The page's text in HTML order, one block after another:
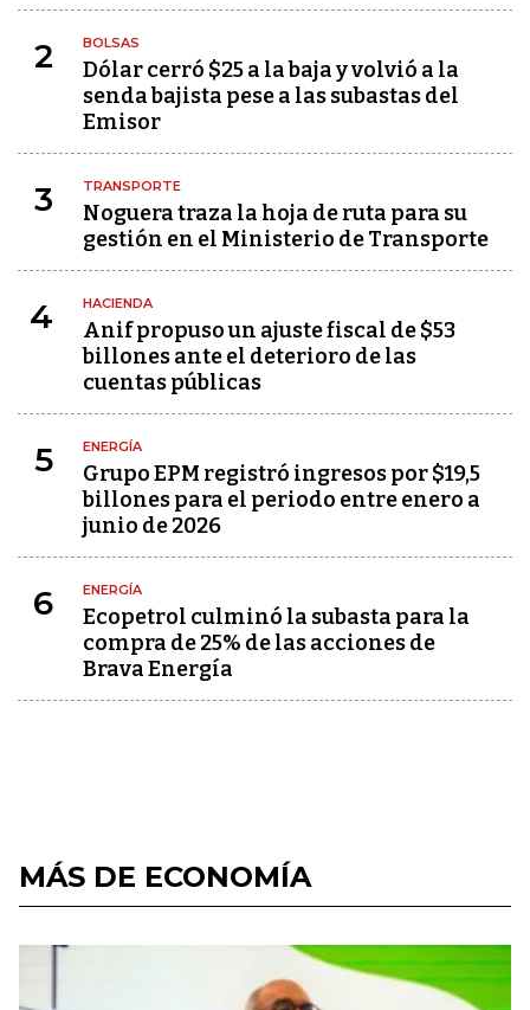
2 BOLSAS
Dólar cerró $25 a la baja y volvió a la
senda bajista pese a las subastas del
Emisor
3 TRANSPORTE
Noguera traza la hoja de ruta para su
gestión en el Ministerio de Transporte
4 HACIENDA
Anif propuso un ajuste fiscal de $53
billones ante el deterioro de las
cuentas públicas
5 ENERGÍA
Grupo EPM registró ingresos por $19,5
billones para el periodo entre enero a
junio de 2026
6 ENERGÍA
Ecopetrol culminó la subasta para la
compra de 25% de las acciones de
Brava Energía
MÁS DE ECONOMÍA